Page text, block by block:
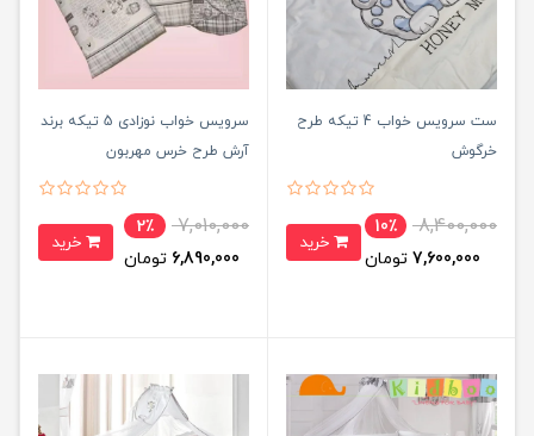
ست سرویس خواب 4 تیکه طرح
خرگوش
8,400,000
10٪
7,600,000 تومان
سرویس خواب نوزادی 5 تیکه برند
آرش طرح خرس مهربون
7,010,000
2٪
6,890,000 تومان